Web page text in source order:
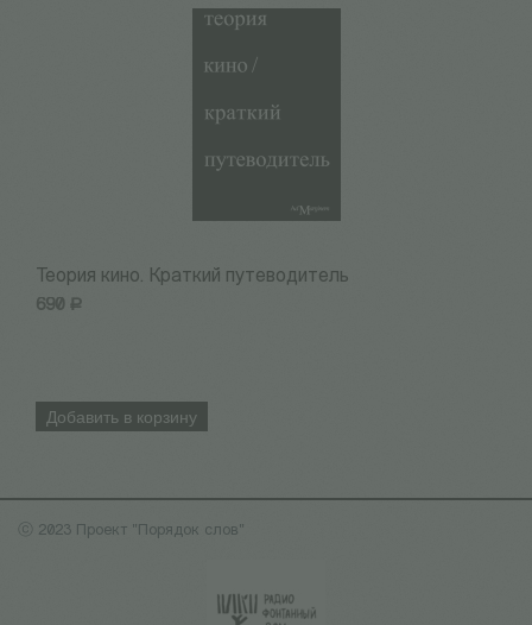
Теория кино. Краткий путеводитель
690 Р
Добавить в корзину
ⓒ 2023 Проект "Порядок слов"